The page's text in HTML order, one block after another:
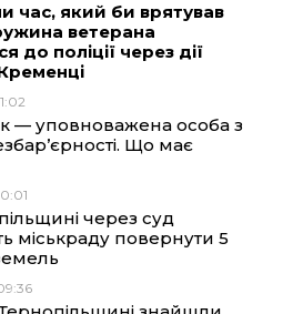
час, який би врятував
ветерана
до поліції через дії
— уповноважена особа з
Що має
через суд
міськраду повернути 5